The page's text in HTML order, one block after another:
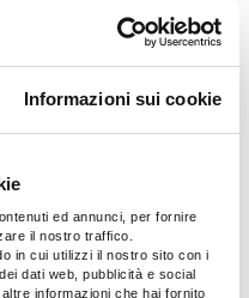
Informazioni sui cookie
ed annunci, per fornire
il nostro traffico.
in cui utilizzi il nostro sito con i
dati web, pubblicità e social
informazioni che hai fornito
di pagamento di
selezionato.
per le
precedente.
: bonifico